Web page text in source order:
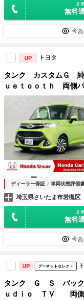
ま
無料
今
UP トヨタ
タンク カスタムＧ
ｕｅｔｏｏｔｈ 両側
ＥＴＣ ＬＥＤヘッド
アルミホイール 純正
ディーラー保証 車両状態評価
埼玉県さいたま市岩槻区
ま
無料
今
UP グーネットセレクト
タンク Ｇ Ｓ バック
ｕｄｉｏ ＴＶ 両側